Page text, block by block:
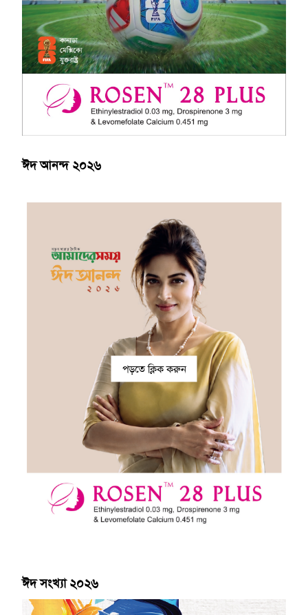
ঈদ আনন্দ ২০২৬
পড়তে ক্লিক করুন
ঈদ সংখ্যা ২০২৬